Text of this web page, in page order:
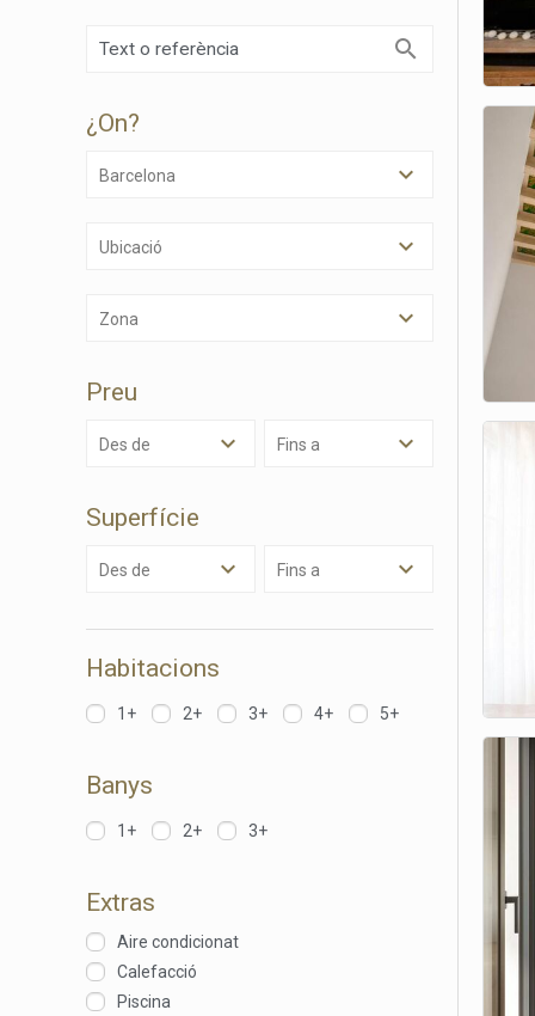
¿on?
Barcelona
Ubicació
Zona
Preu
Des de Fins a
Superfície
Des de Fins a
Habitacions
1+ 2+ 3+ 4+ 5+
Banys
1+ 2+ 3+
Extras
Aire condicionat
Calefacció
Piscina
de les
La
de
dels